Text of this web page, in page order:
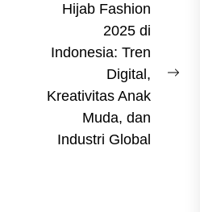
Hijab Fashion
2025 di
Indonesia: Tren
Digital,
Kreativitas Anak
Muda, dan
Industri Global